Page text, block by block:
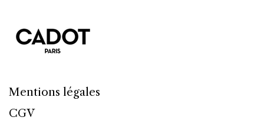
Mentions légales
CGV